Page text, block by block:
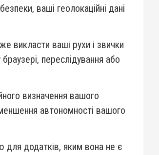
ваші геолокаційні дані
викласти ваші рухи і звички
переслідування або
визначення вашого
автономності вашого
для додатків, яким вона не є